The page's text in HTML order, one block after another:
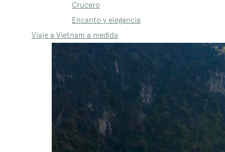
Crucero
Encanto y elegancia
Viaje a Vietnam a medida